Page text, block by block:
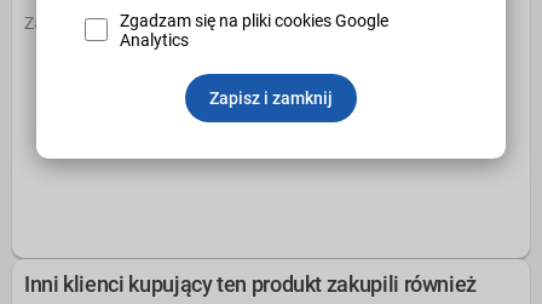
Zgadzam się na pliki cookies Google
Analytics
Zapisz i zamknij
Zakres temperatur: od -30°C do +70°C.
Inni klienci kupujący ten produkt zakupili również